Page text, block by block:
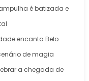
é batizada e
encanta Belo
de magia
a chegada de